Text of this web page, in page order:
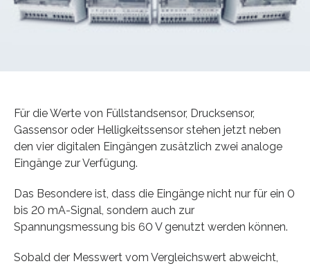
Für die Werte von Füllstandsensor, Drucksensor,
Gassensor oder Helligkeitssensor stehen jetzt neben
den vier digitalen Eingängen zusätzlich zwei analoge
Eingänge zur Verfügung.
Das Besondere ist, dass die Eingänge nicht nur für ein 0
bis 20 mA-Signal, sondern auch zur
Spannungsmessung bis 60 V genutzt werden können.
Sobald der Messwert vom Vergleichswert abweicht,